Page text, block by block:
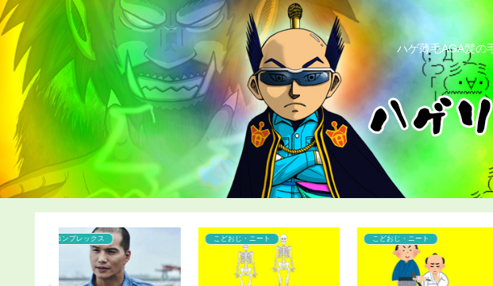
ハゲ薄毛AGA髪の
こどおじ・ニート こどおじ・ニート こどおじ・ニート